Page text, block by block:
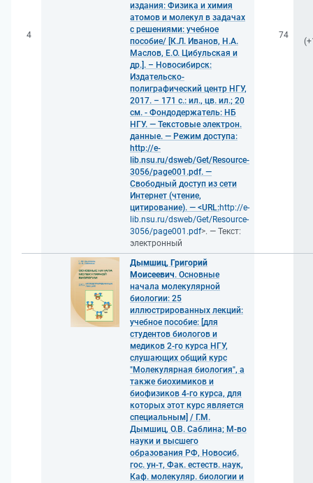
4
издания: Физика и химия
атомов и молекул в задачах
с решениями: учебное
пособие/ [К.Л. Иванов, Н.А.
Маслов, Е.О. Цибульская и
др.]. – Новосибирск:
Издательско-
полиграфический центр НГУ,
2017. – 171 с.: ил., цв. ил.; 20
см. - Фондодержатель: НБ
НГУ. — Текстовые электрон.
данные. — Режим доступа:
http://e-
lib.nsu.ru/dsweb/Get/Resource-
3056/page001.pdf. —
Свободный доступ из сети
Интернет (чтение,
цитирование). — <URL:http://e-
lib.nsu.ru/dsweb/Get/Resource-
3056/page001.pdf>. — Текст:
электронный
74
Дымшиц, Григорий
Моисеевич. Основные
начала молекулярной
биологии: 25
иллюстрированных лекций:
учебное пособие: [для
студентов биологов и
медиков 2-го курса НГУ,
слушающих общий курс
"Молекулярная биология", а
также биохимиков и
биофизиков 4-го курса, для
которых этот курс является
специальным] / Г.М.
Дымшиц, О.В. Саблина; М-во
науки и высшего
образования РФ, Новосиб.
гос. ун-т, Фак. естеств. наук,
Каф. молекуляр. биологии и